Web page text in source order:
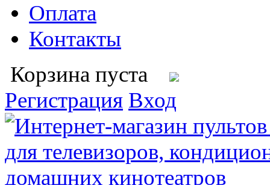
Оплата
Контакты
Корзина пуста
Регистрация Вход